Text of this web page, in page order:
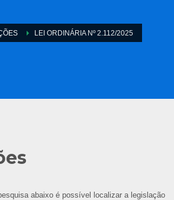
LEI ORDINÁRIA Nº 2.112/2025
abaixo é possível localizar a legislação